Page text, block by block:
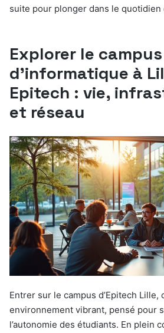
suite pour plonger dans le quotidien
Explorer le
d’informatique à
Epitech : vie,
et réseau
Entrer sur le campus d’Epitech Lille,
environnement vibrant, pensé pour
l’autonomie des étudiants. En plein